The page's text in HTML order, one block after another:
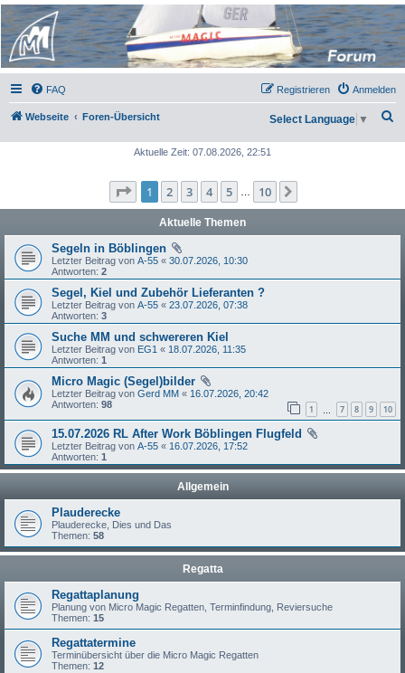
Micro Magic Forum
Deutschland
FAQ Anmelden
Registrieren
Webseite Foren-Übersicht Select Language ▼
Aktuelle Zeit: 07.08.2026, 22:51
Seite 1von 10
1 2 3 4 5 10
Aktuelle Themen
Segeln in Böblingen
Letzter Beitrag von A-55 « 30.07.2026, 10:30
Antworten: 2
Segel, Kiel und Zubehör Lieferanten ?
Letzter Beitrag von A-55 « 23.07.2026, 07:38
Antworten: 3
Suche MM und schwereren Kiel
Letzter Beitrag von EG1 « 18.07.2026, 11:35
Antworten: 1
Micro Magic (Segel)bilder
Letzter Beitrag von Gerd MM « 16.07.2026, 20:42
Antworten: 98 1 7 8 9 10
15.07.2026 RL After Work Böblingen Flugfeld
Letzter Beitrag von A-55 « 16.07.2026, 17:52
Antworten: 1
Allgemein
Plauderecke
Plauderecke, Dies und Das
Themen: 58
Regatta
Regattaplanung
Planung von Micro Magic Regatten, Terminfindung, Reviersuche
Themen: 15
Regattatermine
Terminübersicht über die Micro Magic Regatten
Themen: 12